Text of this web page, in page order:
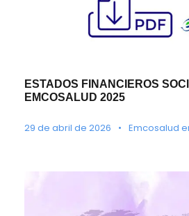
ESTADOS FINANCIEROS
EMCOSALUD 2025
29 de abril de 2026 • Emcosalud